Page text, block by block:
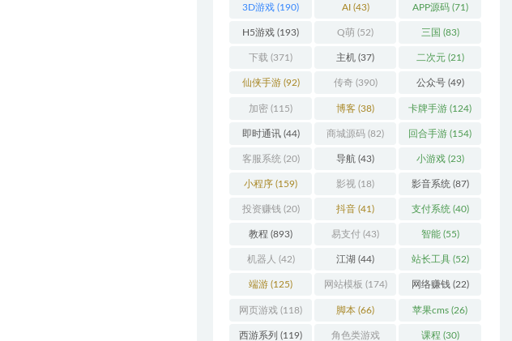
3D游戏 (190) AI(43) APP源码(71)
H5游戏 (193) Q萌 (52) 三国 (83)
下载 (371) 主机 (37) 二次元(21)
仙侠手游(92) 传奇(390) 公众号(49)
加密 (115) 博客 (38) 卡牌手游 (124)
即时通讯(44) 商城源码 (82) 回合手游 (154)
客服系统 (20) 导航 (43) 小游戏(23)
小程序 (159) 影视 (18) 影音系统 (87)
投资赚钱 (20) 抖音 (41) 支付系统 (40)
教程 (893) 易支付 (43) 智能(55)
机器人 (42) 江湖 (44) 站长工具(52)
端游 (125) 网站模板 (174) 网络赚钱(22)
网页游戏 (118) 脚本 (66) 苹果cms (26)
西游系列 (119) 角色类游戏 课程 (30)